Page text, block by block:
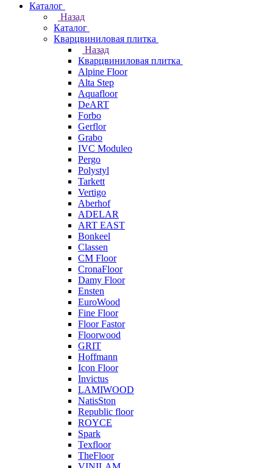
Каталог
Назад
Каталог
Кварцвиниловая плитка
Назад
Кварцвиниловая плитка
Alpine Floor
Alta Step
Aquafloor
DeART
Forbo
Gerflor
Grabo
IVC Moduleo
Pergo
Polystyl
Tarkett
Vertigo
Aberhof
ADELAR
ART EAST
Bonkeel
Classen
CM Floor
CronaFloor
Damy Floor
Ensten
EuroWood
Fine Floor
Floor Fastor
Floorwood
GRIT
Hoffmann
Icon Floor
Invictus
LAMIWOOD
NatisSton
Republic floor
ROYCE
Spark
Texfloor
TheFloor